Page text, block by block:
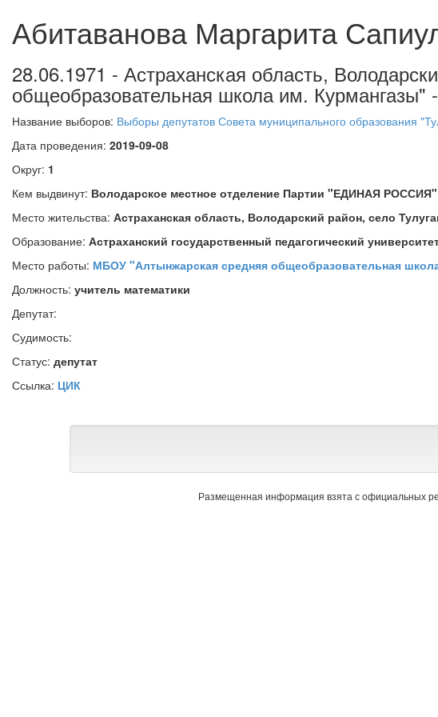
Абитаванова Маргарита
28.06.1971 - Астраханская область,
общеобразовательная школа им. Курмангазы"
Название выборов: Выборы депутатов Совета муниципального образования
Дата проведения: 2019-09-08
Округ: 1
Кем выдвинут: Володарское местное отделение Партии "ЕДИНАЯ РОССИЯ"
Место жительства: Астраханская область, Володарский район, село
Образование: Астраханский государственный педагогический
Место работы: МБОУ "Алтынжарская средняя общеобразовательная
Должность: учитель математики
Депутат:
Судимость:
Статус: депутат
Ссылка: ЦИК
Размещенная информация взята с официальных